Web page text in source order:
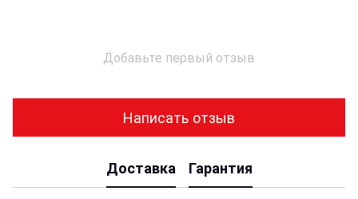
Добавьте первый отзыв
Написать отзыв
Доставка Гарантия